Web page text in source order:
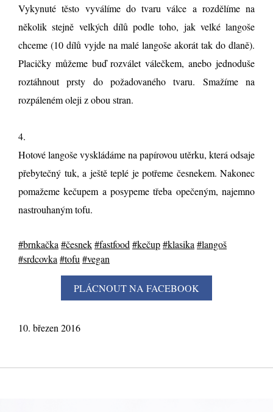
Vykynuté těsto vyválíme do tvaru válce a rozdělíme na
několik stejně velkých dílů podle toho, jak velké langoše
chceme (10 dílů vyjde na malé langoše akorát tak do dlaně).
Placičky můžeme buď rozválet válečkem, anebo jednoduše
roztáhnout prsty do požadovaného tvaru. Smažíme na
rozpáleném oleji z obou stran.
4.
Hotové langoše vyskládáme na papírovou utěrku, která odsaje
přebytečný tuk, a ještě teplé je potřeme česnekem. Nakonec
pomažeme kečupem a posypeme třeba opečeným, najemno
nastrouhaným tofu.
#brnkačka #česnek#fastfood #kečup#klasika #langoš
#srdcovka #tofu #vegan
10. březen 2016